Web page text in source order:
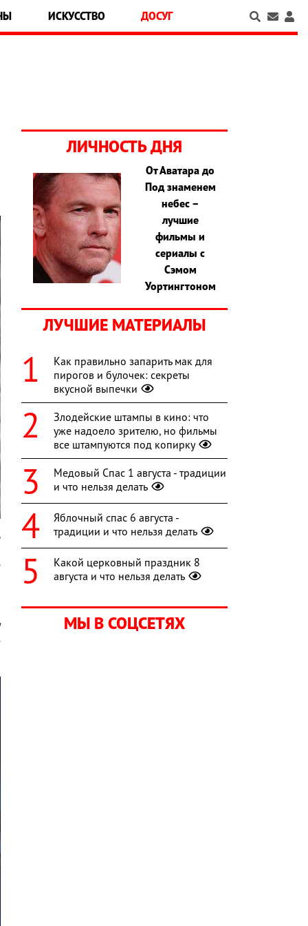
ИСКУССТВО ДОСУГ
ЛИЧНОСТЬ ДНЯ
От Аватара до
Под знаменем
небес –
лучшие
фильмы и
сериалы с
Сэмом
Уортингтоном
ЛУЧШИЕ МАТЕРИАЛЫ
Как правильно запарить мак для
пирогов и булочек: секреты
вкусной выпечки
Злодейские штампы в кино: что
уже надоело зрителю, но фильмы
все штампуются под копирку
Медовый Спас 1 августа - традиции
и что нельзя делать
Яблочный спас 6 августа -
традиции и что нельзя делать
Какой церковный праздник 8
августа и что нельзя делать
МЫ В СОЦСЕТЯХ